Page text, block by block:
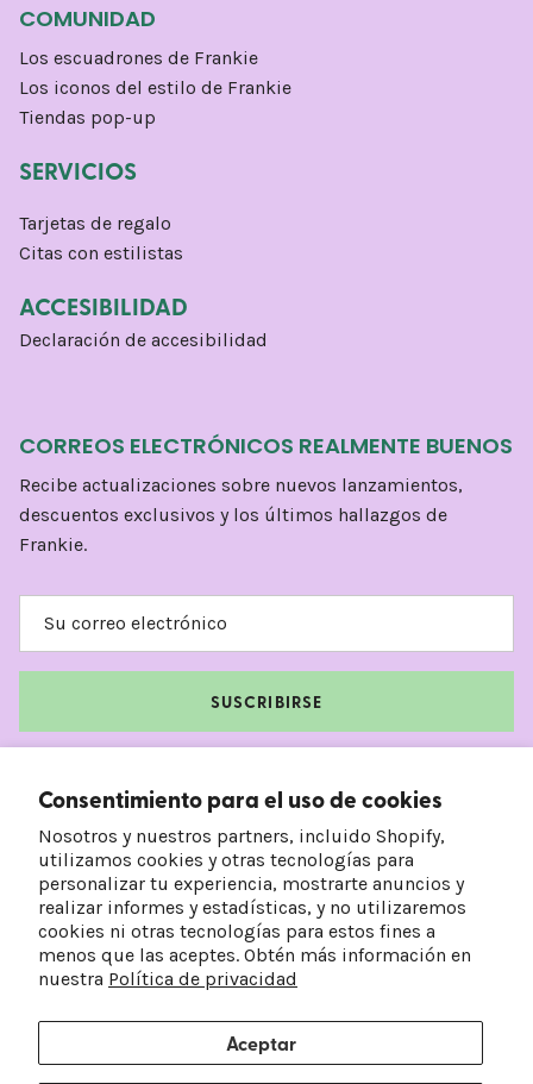
Consentimiento para el uso de cookies
Nosotros y nuestros partners, incluido Shopify,
utilizamos cookies y otras tecnologías para
personalizar tu experiencia, mostrarte anuncios y
realizar informes y estadísticas, y no utilizaremos
cookies ni otras tecnologías para estos fines a
menos que las aceptes. Obtén más información en
nuestra Política de privacidad
Aceptar
COMUNIDAD
Los escuadrones de Frankie
Los iconos del estilo de Frankie
Tiendas pop-up
SERVICIOS
Tarjetas de regalo
Citas con estilistas
ACCESIBILIDAD
Declaración de accesibilidad
CORREOS ELECTRÓNICOS REALMENTE BUENOS
Recibe actualizaciones sobre nuevos lanzamientos,
descuentos exclusivos y los últimos hallazgos de
Frankie.
SUSCRIBIRSE
Facebook
Instagram
TikTokPinterest
País/Región Idioma